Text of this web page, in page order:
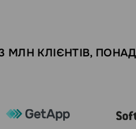
МЛН КЛІЄНТІВ,